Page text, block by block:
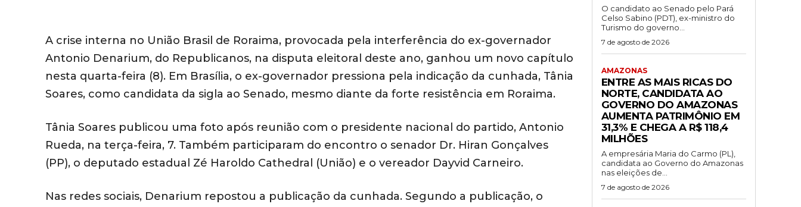
A crise interna no União Brasil de Roraima, provocada pela interferência do ex-governador
Antonio Denarium, do Republicanos, na disputa eleitoral deste ano, ganhou um novo capítulo
nesta quarta-feira (8). Em Brasília, o ex-governador pressiona pela indicação da cunhada, Tânia
Soares, como candidata da sigla ao Senado, mesmo diante da forte resistência em Roraima.
Tânia Soares publicou uma foto após reunião com o presidente nacional do partido, Antonio
Rueda, na terça-feira, 7. Também participaram do encontro o senador Dr. Hiran Gonçalves
(PP), o deputado estadual Zé Haroldo Cathedral (União) e o vereador Dayvid Carneiro.
Nas redes sociais, Denarium repostou a publicação da cunhada. Segundo a publicação, o
O candidato ao Senado pelo Pará
Celso Sabino (PDT), ex-ministro do
Turismo do governo...
7 de agosto de 2026
AMAZONAS
ENTRE AS MAIS RICAS DO
NORTE, CANDIDATA AO
GOVERNO DO AMAZONAS
AUMENTA PATRIMÔNIO EM
31,3% E CHEGA A R$ 118,4
MILHÕES
A empresária Maria do Carmo (PL),
candidata ao Governo do Amazonas
nas eleições de...
7 de agosto de 2026